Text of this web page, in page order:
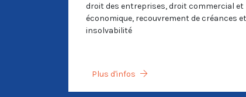
droit des entreprises, droit commercial et
économique, recouvrement de créances et
insolvabilité
Plus d'infos